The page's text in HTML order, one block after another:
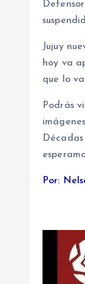
Jujuy
hoy va
que lo
Podrás
Por: